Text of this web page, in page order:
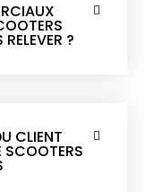
?
CLIENT
SCOOTERS